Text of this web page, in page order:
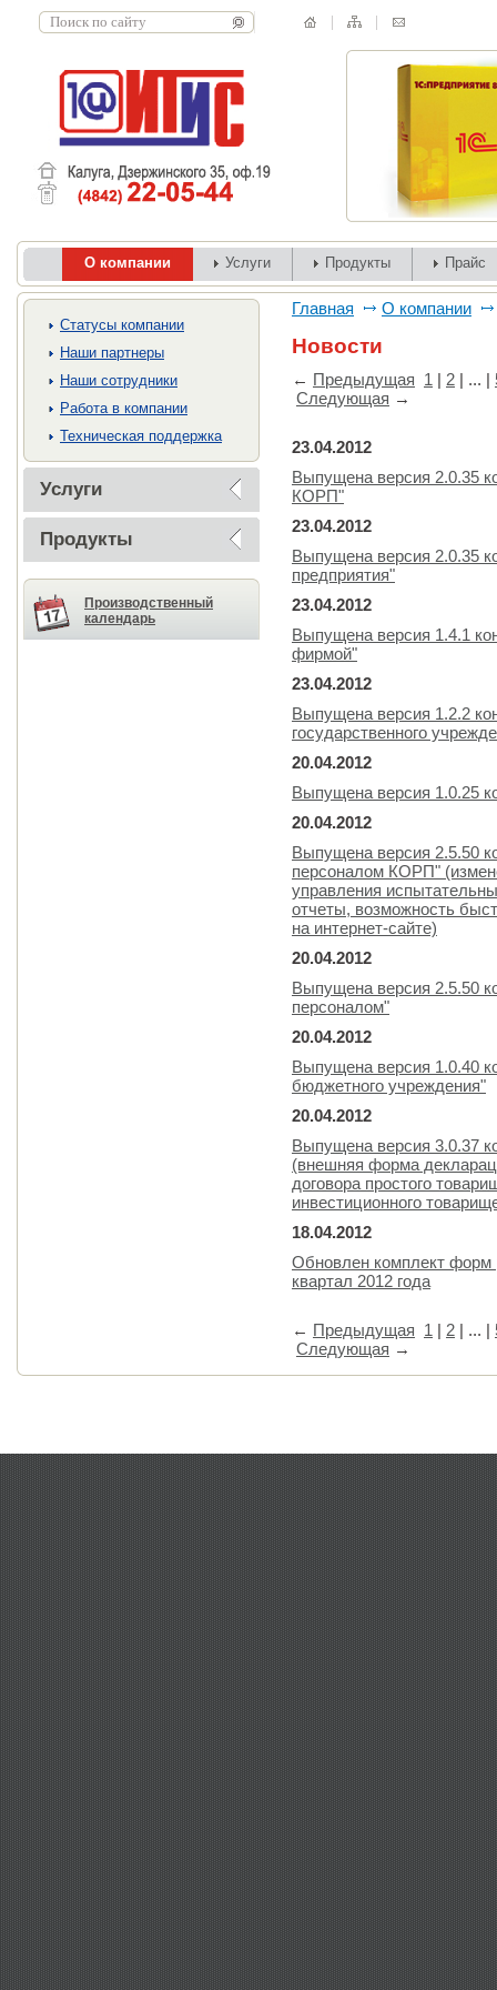
О компании Услуги Продукты Прайс
Cтатусы компании
Наши партнеры
Наши сотрудники
Работа в компании
Техническая поддержка
Услуги
Продукты
Производственный
календарь
Главная О компании
Новости
← Предыдущая 1 | 2 | ... |
Следующая →
23.04.2012
Выпущена версия 2.0.35
КОРП"
23.04.2012
Выпущена версия 2.0.35
предприятия"
23.04.2012
Выпущена версия 1.4.1
фирмой"
23.04.2012
Выпущена версия 1.2.2
государственного
20.04.2012
Выпущена версия 1.0.25
20.04.2012
Выпущена версия 2.5.50
персоналом КОРП"
управления
отчеты, возможность
на интернет-сайте)
20.04.2012
Выпущена версия 2.5.50
персоналом"
20.04.2012
Выпущена версия 1.0.40
бюджетного учреждения"
20.04.2012
Выпущена версия 3.0.37
(внешняя форма
договора простого
инвестиционного
18.04.2012
Обновлен комплект форм
квартал 2012 года
← Предыдущая 1 | 2 | ... |
Следующая →